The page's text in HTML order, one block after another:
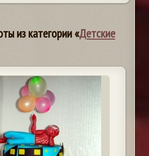
из категории «Детские